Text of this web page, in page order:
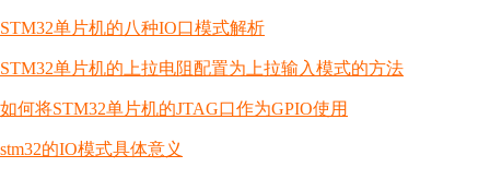
STM32单片机的八种IO口模式解析
STM32单片机的上拉电阻配置为上拉输入模式的方法
如何将STM32单片机的JTAG口作为GPIO使用
stm32的IO模式具体意义